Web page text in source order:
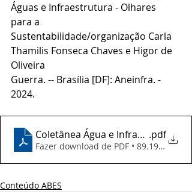
Águas e Infraestrutura - Olhares
para a
Sustentabilidade/organização Carla
Thamilis Fonseca Chaves e Higor de
Oliveira
Guerra. -- Brasília [DF]: Aneinfra. -
2024.
Coletânea Água e Infraestrutura
.pdf
Fazer download de PDF • 89.19MB
Conteúdo ABES